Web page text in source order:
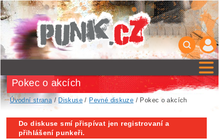
Pokec o akcích
Úvodní strana/ Diskuse / Pevné diskuze / Pokec o akcích
Do diskuse smí přispívat jen registrovaní a
přihlášení punkeři.